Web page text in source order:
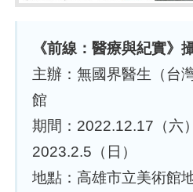
《前線：醫療與紀實》
主辦：無國界醫生（台
館
期間：2022.12.17（六
2023.2.5（日）
地點：高雄市立美術館